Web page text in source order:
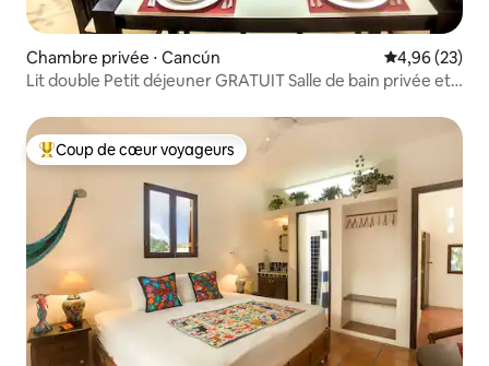
Chambre privée ⋅ Cancún Évaluation
4,96 (23)
Lit double Petit déjeuner GRATUIT Salle de bain privée et
Coups de cœur voyageurs les plus appréciés
Coup de cœur voyageurs